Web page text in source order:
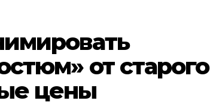
от старого
цены